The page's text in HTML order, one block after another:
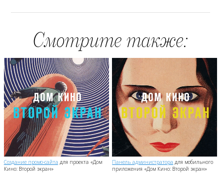
Смотрите также:
Создание промо-сайта для проекта «Дом
Кино: Второй экран»
Панель администратора для мобильного
приложения «Дом Кино: Второй экран»